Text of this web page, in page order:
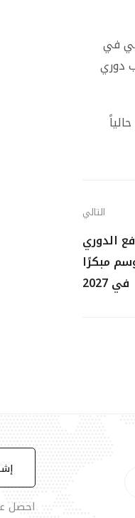
في
ولقب دوري
التالي
الدوري
مبكرًا
في 2027
احصل